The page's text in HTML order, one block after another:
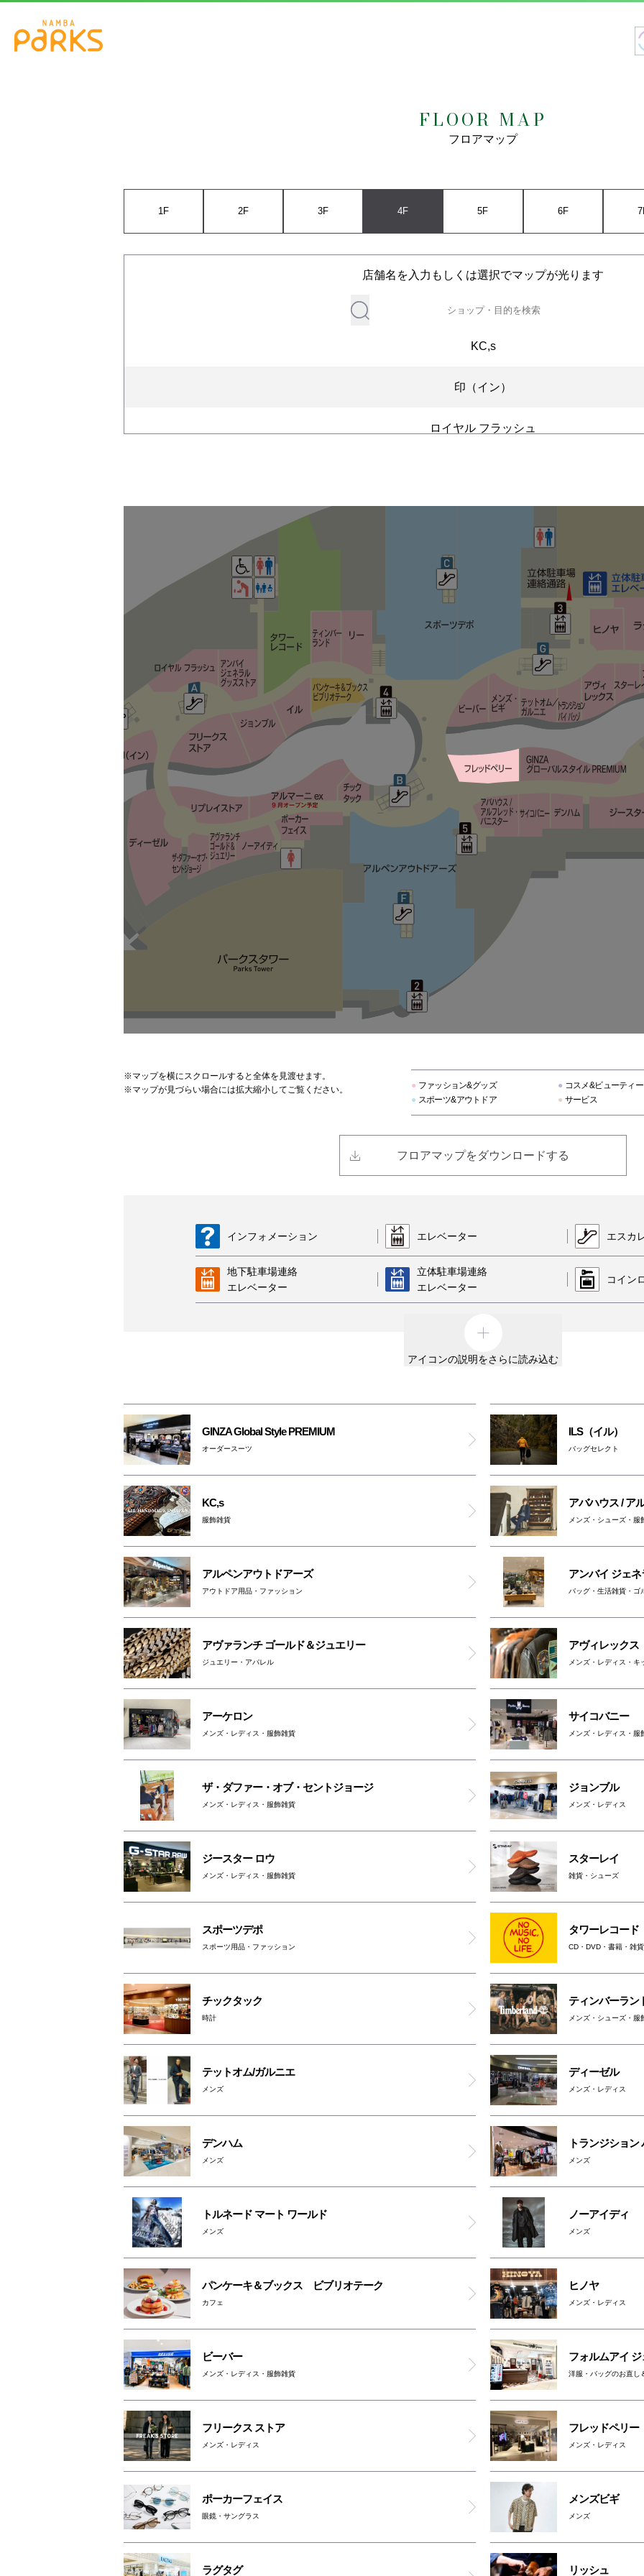
FLOOR MAP
フロアマップ
1F 2F 3F 4F 5F 6F
店舗名を入力もしくは選択でマップが光ります
KC,s
印（イン）
ロイヤル フラッシュ
フリークス ストア
ILS（イル）
パンケーキ＆ブックス ビブリオテーク
タワーレコード
ティンバーランド
リー
スポーツデポ
ビーバー
ディスティンクション メンズビギ
テットオム/ガルニエ
トランジション バイ パッゾ
アーケロン
ラグタグ
ディーゼル
リプレイ ストア
ノーアイディ
チックタック
ポーカーフェイス
アルペンアウトドアーズ
リッシュ
フレッドペリー
GINZA Global Style PREMIUM
アバハウス / アルフレッド・バニスター
サイコバニー
デンハム
ジースター ロウ
ロックス
男女トイレ(4F)
親子トイレ(4F)
オムツ交換台(4F)
車椅子利用可能トイレ(4F)
女性専用トイレ(4F)
オスメイト対応トイレ(4F)
アルマーニex
※マップを横にスクロールすると全体を見渡せます。
※マップが見づらい場合には拡大縮小してご覧ください。 ● ファッション&グッズ ● コスメ&ビューティー
● スポーツ&アウトドア ● サービス
フロアマップをダウンロードする
インフォメーション エレベーター エスカ
地下駐車場連絡
エレベーター
立体駐車場連絡
エレベーター
コイン
車椅子利用可能トイレ
授乳室 オムツ交換台
駐輪場
大阪ワンダーループ
ATM
ペットはキャリーバッグに入れてご入館ください
アイコンの説明をさらに読み込む
GINZA Global Style PREMIUM
オーダースーツ
ILS（イル）
バッグセレクト
KC,s
服飾雑貨
アバハウス / ア
メンズ・シューズ・服
アルペンアウトドアーズ
アウトドア用品・ファッション
アンバイ ジェ
バッグ・生活雑貨・ゴ
アヴァランチ ゴールド＆ジュエリー
ジュエリー・アパレル
アヴィレックス
メンズ・レディス・キ
アーケロン
メンズ・レディス・服飾雑貨
サイコバニー
メンズ・レディス・服
ザ・ダファー・オブ・セントジョージ
メンズ・レディス・服飾雑貨
ジョンブル
メンズ・レディス
ジースター ロウ
メンズ・レディス・服飾雑貨
スターレイ
雑貨・シューズ
スポーツデポ
スポーツ用品・ファッション
タワーレコード
CD・DVD・書籍・雑貨
チックタック
時計
ティンバーラン
メンズ・シューズ・服
テットオム/ガルニエ
メンズ
ディーゼル
メンズ・レディス
デンハム
メンズ
トランジション
メンズ
トルネード マート ワールド
メンズ
ノーアイディ
メンズ
パンケーキ＆ブックス ビブリオテーク
カフェ
ヒノヤ
メンズ・レディス
ビーバー
メンズ・レディス・服飾雑貨
フォルムアイ
洋服・バッグのお直し
フリークス ストア
メンズ・レディス
フレッドペリー
メンズ・レディス
ポーカーフェイス
眼鏡・サングラス
メンズビギ
メンズ
ラグタグ リッシュ